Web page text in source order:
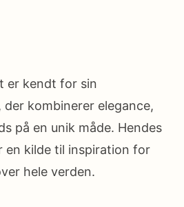
er kendt for sin
kombinerer elegance,
på en unik måde. Hendes
en kilde til inspiration for
hele verden.